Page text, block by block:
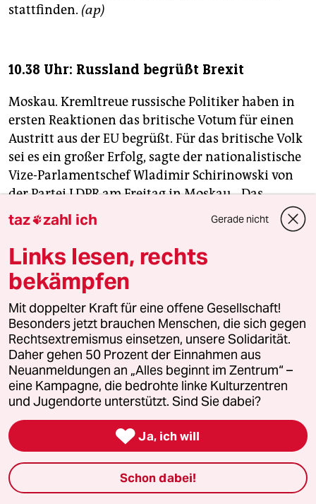
stattfinden. (ap)
10.38 Uhr: Russland begrüßt Brexit
Moskau. Kremltreue russische Politiker haben in
ersten Reaktionen das britische Votum für einen
Austritt aus der EU begrüßt. Für das britische Volk
sei es ein großer Erfolg, sagte der nationalistische
Vize-Parlamentschef Wladimir Schirinowski von
der Partei LDPR am Freitag in Moskau. „Das
ländliche, provinzielle, arbeitende
Großbritannien hat Nein gesagt zu der Union, die
von der Finanzmafia, Globalisten und anderen
geschaffen wurde“, sagte er der Agentur Interfax
zufolge. Das russische Außenministerium
reagierte vorsichtig: An den seit Jahren
gespannten Beziehungen zwischen London und
Moskau werde sich kaum etwas ändern. Wegen der
Brexit-Nachricht aus London fielen die
Aktienkurse an der Moskauer Börse um 3,5
Prozent. Im Devisenhandel legte der US-Dollar um
zwei Rubel auf 65,88 Rubel zu, der Euro blieb
nahezu unverändert bei 72,70 Rubel.
10.20 Uhr: Björn Höcke (AfD) fordert ein
taz zahl ich Gerade nicht
Links lesen, rechts
bekämpfen
Mit doppelter Kraft für eine offene Gesellschaft!
Besonders jetzt brauchen Menschen, die sich gegen
Rechtsextremismus einsetzen, unsere Solidarität.
Daher gehen 50 Prozent der Einnahmen aus
Neuanmeldungen an „Alles beginnt im Zentrum“ –
eine Kampagne, die bedrohte linke Kulturzentren
und Jugendorte unterstützt. Sind Sie dabei?
 Ja, ich will
Schon dabei!